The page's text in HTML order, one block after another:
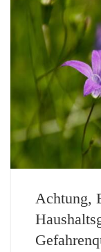
Achtung,